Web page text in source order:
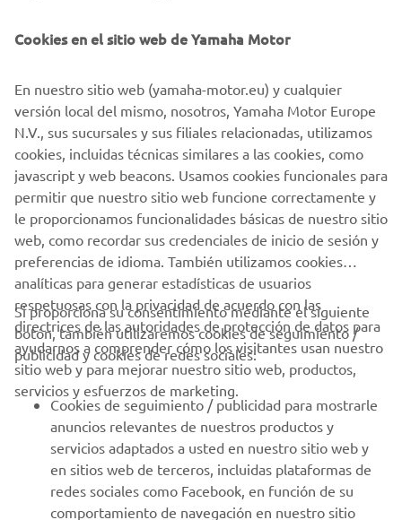
3. Francisco Javier Castro 36 pts.
6. Teo Viñarás 0 pts.
MÁS INFORMACIÓN
CORPORATIVO
PROFESIONALES
MÁS YAMAHA
AYUDA
versión local del mismo, nosotros, Yamaha Motor Europe
N.V., sus sucursales y sus filiales relacionadas, utilizamos
cookies, incluidas técnicas similares a las cookies, como
javascript y web beacons. Usamos cookies funcionales para
permitir que nuestro sitio web funcione correctamente y
le proporcionamos funcionalidades básicas de nuestro sitio
web, como recordar sus credenciales de inicio de sesión y
preferencias de idioma. También utilizamos cookies
analíticas para generar estadísticas de usuarios
respetuosas con la privacidad de acuerdo con las
directrices de las autoridades de protección de datos para
ayudarnos a comprender cómo los visitantes usan nuestro
sitio web y para mejorar nuestro sitio web, productos,
servicios y esfuerzos de marketing.
Si proporciona su consentimiento mediante el siguiente
botón, también utilizaremos cookies de seguimiento /
publicidad y cookies de redes sociales:
Cookies de seguimiento / publicidad para mostrarle
anuncios relevantes de nuestros productos y
servicios adaptados a usted en nuestro sitio web y
en sitios web de terceros, incluidas plataformas de
redes sociales como Facebook, en función de su
comportamiento de navegación en nuestro sitio
web, como productos y servicios vistos , los artículos